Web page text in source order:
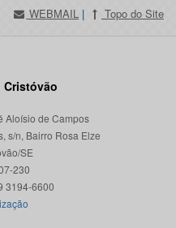
WEBMAIL | Topo do Site
Cristóvão
Aloísio de Campos
s/n, Bairro Rosa Elze
SE
230